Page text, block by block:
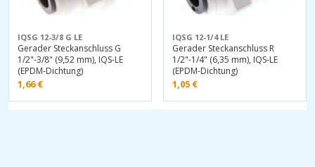
IQSG 12-3/8 G LE
Gerader Steckanschluss G
1/2"-3/8" (9,52 mm), IQS-LE
(EPDM-Dichtung)
1,66€
IQSG 12-1/4 LE
Gerader Steckanschluss R
1/2"-1/4" (6,35 mm), IQS-LE
(EPDM-Dichtung)
1,05 €